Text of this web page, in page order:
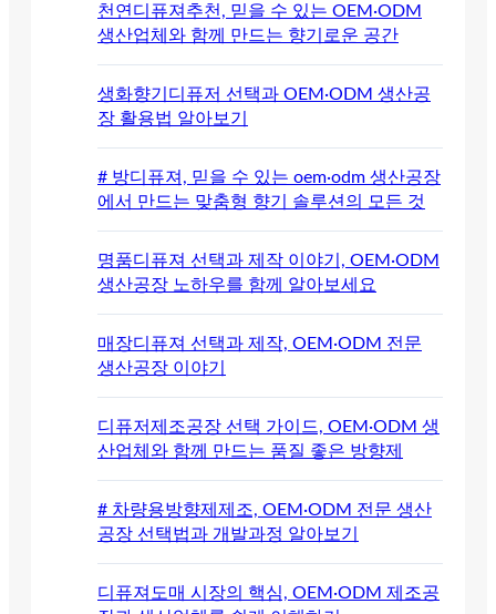
천연디퓨져추천, 믿을 수 있는 OEM·ODM
생산업체와 함께 만드는 향기로운 공간
생화향기디퓨저 선택과 OEM·ODM 생산공
장 활용법 알아보기
# 방디퓨져, 믿을 수 있는 oem·odm 생산공장
에서 만드는 맞춤형 향기 솔루션의 모든 것
명품디퓨져 선택과 제작 이야기, OEM·ODM
생산공장 노하우를 함께 알아보세요
매장디퓨져 선택과 제작, OEM·ODM 전문
생산공장 이야기
디퓨저제조공장 선택 가이드, OEM·ODM 생
산업체와 함께 만드는 품질 좋은 방향제
# 차량용방향제제조, OEM·ODM 전문 생산
공장 선택법과 개발과정 알아보기
디퓨져도매 시장의 핵심, OEM·ODM 제조공